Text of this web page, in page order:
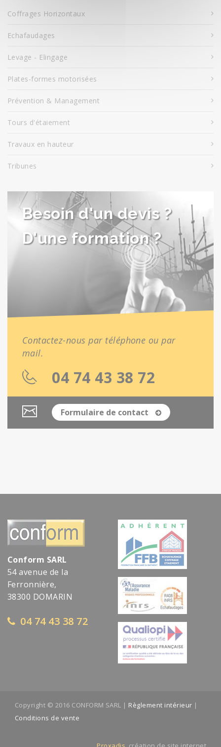
Coffrages Horizontaux
Echafaudages
Levage - Elingage
Plates-formes motorisées
Prévention & Management
Tours d'étaiement
Travaux en hauteur
Tribunes
Besoin d'un devis ?
D'une formation ?
Contactez-nous par téléphone ou par
mail.
04 74 43 38 72
Formulaire de contact
Conform SARL
54 avenue de la
Ferronnière,
38300 DOMARIN
04 74 43 38 72
Copyright © 2016 CONFORM SARL | Règlement intérieur |
Conditions de vente